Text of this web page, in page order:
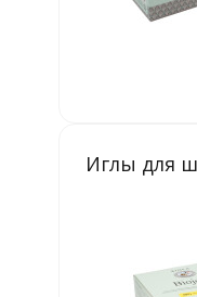
Иглы для